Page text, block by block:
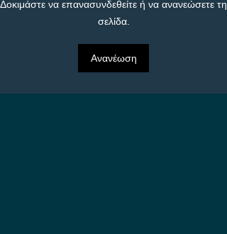
στους ομίλους του
Europa League, με
έπαθλο* ανταμοιβής στη
Stoiximan!
Δοκιμάστε να επανασυνδεθείτε ή να ανανεώσετε τη
σελίδα.
Ανανέωση